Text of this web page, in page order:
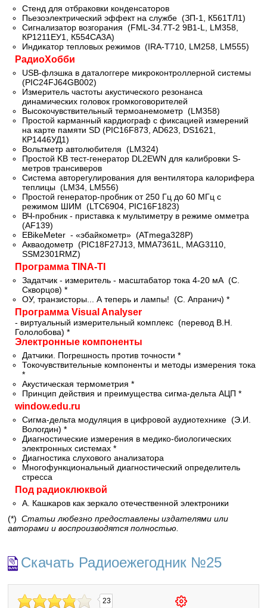
Стенд для отбраковки конденсаторов
Пьезоэлектрический эффект на службе (ЗП-1, К561ТЛ1)
Сигнализатор возгорания (FML-34.7T-2 9B1-L, LM358,
КР1211ЕУ1, К554СА3А)
Индикатор тепловых режимов (IRA-T710, LM258, LM555)
РадиоХобби
USB-флэшка в даталоггере микроконтроллерной системы
(PIC24FJ64GB002)
Измеритель частоты акустического резонанса
динамических головок громкоговорителей
Высокочувствительный термоанемометр (LM358)
Простой карманный кардиограф с фиксацией измерений
на карте памяти SD (PIC16F873, AD623, DS1621,
КР1446УД1)
Вольтметр автолюбителя (LM324)
Простой KB тест-генератор DL2EWN для калибровки S-
метров трансиверов
Система авторегулирования для вентилятора калорифера
теплицы (LM34, LM556)
Простой генератор-пробник от 250 Гц до 60 МГц с
режимом ШИМ (LTC6904, PIC16F1823)
ВЧ-пробник - приставка к мультиметру в режиме омметра
(AF139)
EBikeMeter - «эбайкометр» (ATmega328P)
Акваодометр (PIC18F27J13, MMA7361L, MAG3110,
SSM2301RMZ)
Программа TINA-TI
Задатчик - измеритель - масштабатор тока 4-20 мА (С.
Скворцов) *
ОУ, транзисторы... А теперь и лампы! (С. Апранич) *
Программа Visual Analyser
- виртуальный измерительный комплекс (перевод В.Н.
Гололобова) *
Электронные компоненты
Датчики. Погрешность против точности *
Токочувствительные компоненты и методы измерения тока
*
Акустическая термометрия *
Принцип действия и преимущества сигма-дельта АЦП *
window.edu.ru
Сигма-дельта модуляция в цифровой аудиотехнике (Э.И.
Вологдин) *
Диагностические измерения в медико-биологических
электронных системах *
Диагностика слухового анализатора
Многофункциональный диагностический определитель
стресса
Под радиоклюквой
А. Кашкаров как зеркало отечественной электроники
(*)Статьи любезно предоставлены издателями или
авторами и воспроизводятся полностью.
Скачать Радиоежегодник №25
23